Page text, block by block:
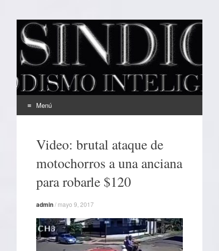
EL SINDICAL
Periodismo Inteligente
Menú
contenidoVideo: brutal ataque de
motochorros a una anciana
para robarle $120
admin/ mayo 9, 2017